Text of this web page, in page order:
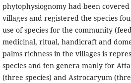
phytophysiognomy had been
villages and registered the species
use of species for the community
medicinal, ritual, handicraft and
palms richness in the villages is
species and ten genera manly for
(three species) and Astrocaryum